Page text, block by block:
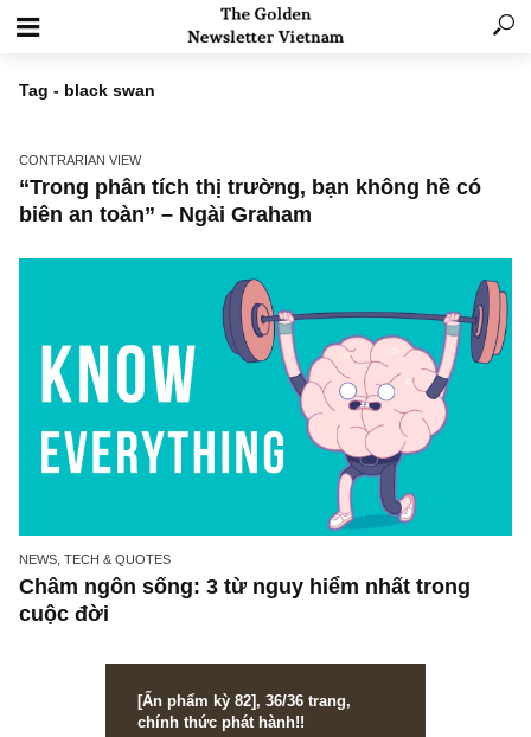
Tag - black swan
CONTRARIAN VIEW
“Trong phân tích thị trường, bạn không hề
NEWS, TECH & QUOTES